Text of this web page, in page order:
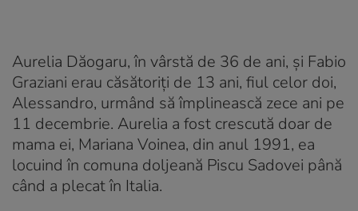
Aurelia Dăogaru, în vârstă de 36 de ani, şi Fabio
Graziani erau căsătoriţi de 13 ani, fiul celor doi,
Alessandro, urmând să împlinească zece ani pe
11 decembrie. Aurelia a fost crescută doar de
mama ei, Mariana Voinea, din anul 1991, ea
locuind în comuna doljeană Piscu Sadovei până
când a plecat în Italia.